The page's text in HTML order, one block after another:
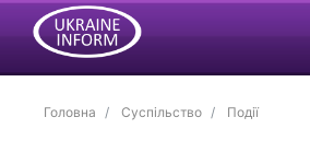
Головна Суспільство Події